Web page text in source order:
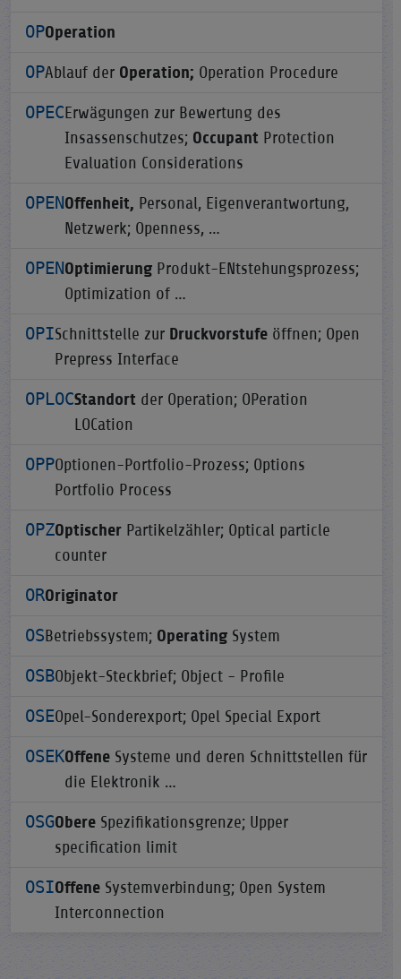
OPOperation
OPAblauf der Operation; Operation Procedure
OPECErwägungen zur Bewertung des
Insassenschutzes; Occupant Protection
Evaluation Considerations
OPENOffenheit, Personal, Eigenverantwortung,
Netzwerk; Openness, …
OPENOptimierung Produkt-ENtstehungsprozess;
Optimization of …
OPISchnittstelle zur Druckvorstufe öffnen; Open
Prepress Interface
OPLOCStandort der Operation; OPeration
LOCation
OPPOptionen-Portfolio-Prozess; Options
Portfolio Process
OPZOptischer Partikelzähler; Optical particle
counter
OROriginator
OSBetriebssystem; Operating System
OSBObjekt-Steckbrief; Object - Profile
OSEOpel-Sonderexport; Opel Special Export
OSEKOffene Systeme und deren Schnittstellen für
die Elektronik …
OSGObere Spezifikationsgrenze; Upper
specification limit
OSIOffene Systemverbindung; Open System
Interconnection